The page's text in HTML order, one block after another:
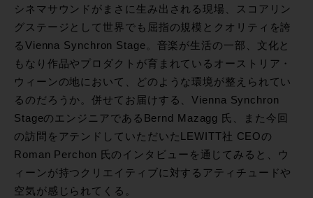
シネマサウンドがまさに生み出される現場、スコアリン
グステージとして世界でも屈指の規模とクオリティを誇
るVienna Synchron Stage。音楽が生活の一部、文化と
もなり作品やプロダクトが育まれているオーストリア・
ウィーンの地において、どのような環境が整えられてい
るのだろうか。併せてお届けする、Vienna Synchron
StageのエンジニアであるBernd Mazagg 氏、また今回
の訪問をアテンドしていただいたLEWITT社 CEOの
Roman Perchon 氏のインタビューを通じてみると、ウ
ィーンが持つクリエイティブに対するアティチュードや
空気が感じられてくる。